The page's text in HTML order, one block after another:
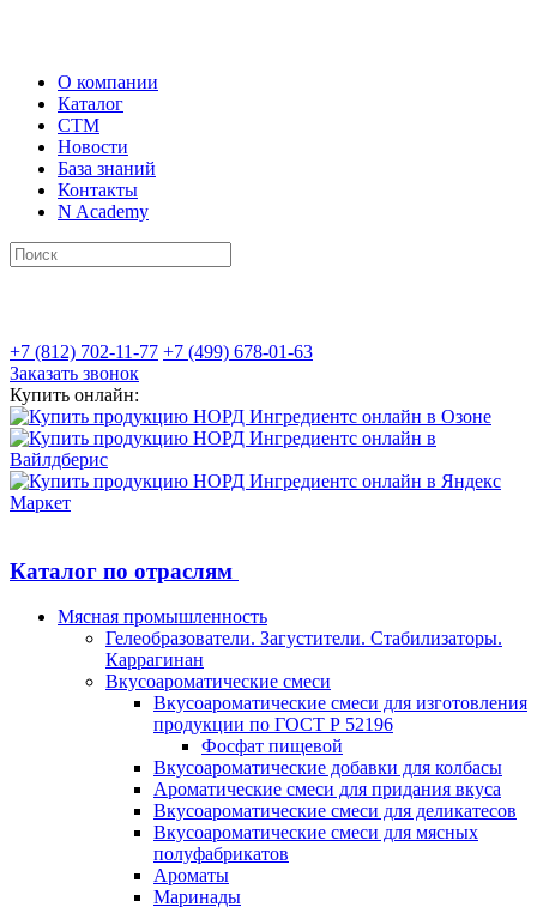
О компании
Каталог
СТМ
Новости
База знаний
Контакты
N Academy
+7 (812) 702-11-77 +7 (499) 678-01-63
Заказать звонок
Купить онлайн:
Каталог по отраслям
Мясная промышленность
Гелеобразователи. Загустители. Стабилизаторы.
Каррагинан
Вкусоароматические смеси
Вкусоароматические смеси для изготовления
продукции по ГОСТ Р 52196
Фосфат пищевой
Вкусоароматические добавки для колбасы
Ароматические смеси для придания вкуса
Вкусоароматические смеси для деликатесов
Вкусоароматические смеси для мясных
полуфабрикатов
Ароматы
Маринады